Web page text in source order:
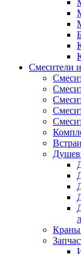
Смесители
Краны